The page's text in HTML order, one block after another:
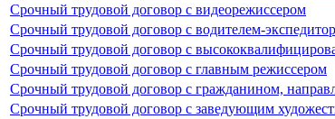
Срочный трудовой договор с видеорежиссером
Срочный трудовой договор с водителем-
Срочный трудовой договор с
Срочный трудовой договор с главным режиссером
Срочный трудовой договор с гражданином,
Срочный трудовой договор с заведующим